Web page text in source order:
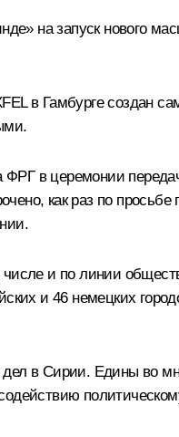
на запуск нового
в Гамбурге создан
ФРГ в церемонии
как раз по просьбе
числе и по линии
и 46 немецких
дел в Сирии. Едины во